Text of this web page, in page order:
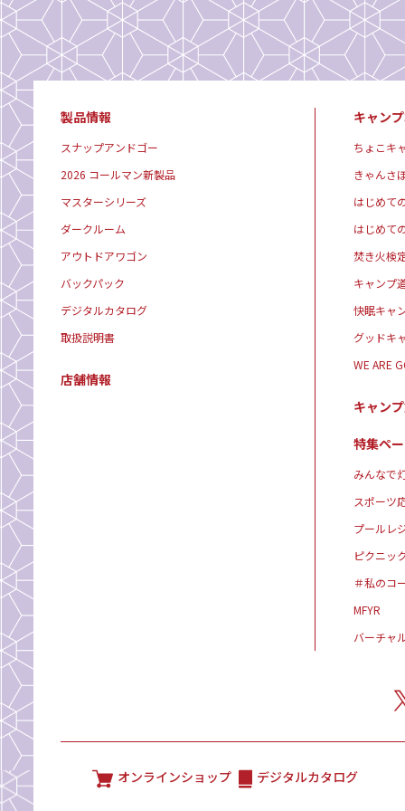
製品情報
スナップアンドゴー
2026 コールマン新製品
マスターシリーズ
ダークルーム
アウトドアワゴン
バックパック
デジタルカタログ
取扱説明書
店舗情報
キャン
ちょこキ
きゃんさ
はじめて
はじめて
焚き火検
キャンプ
快眠キャ
グッドキ
WE ARE
キャン
特集ペ
みんなで
スポーツ
プールレ
ピクニッ
＃私のコ
MFYR
バーチャ
オンラインショップ デジタルカタログ